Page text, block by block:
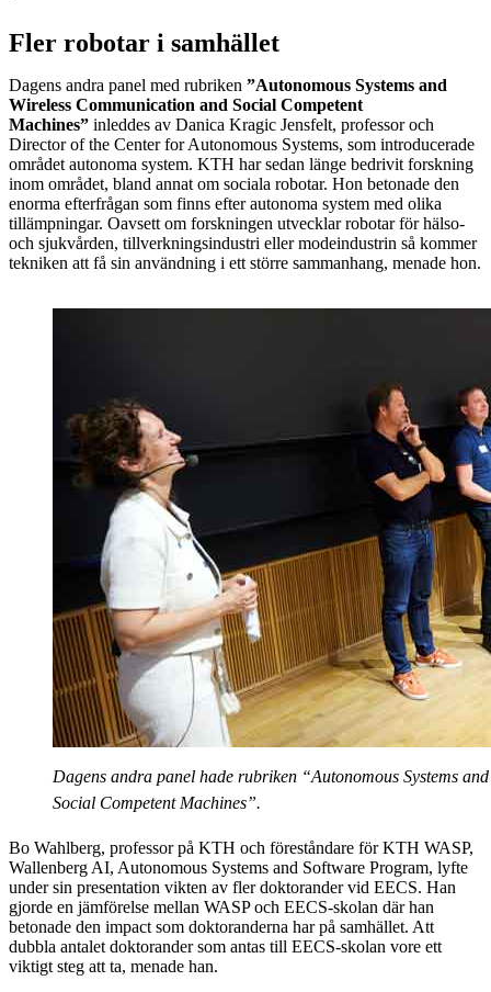
Fler robotar i samhället
Dagens andra panel med rubriken ”Autonomous Systems and
Wireless Communication and Social Competent
Machines” inleddes av Danica Kragic Jensfelt, professor och
Director of the Center for Autonomous Systems, som introducerade
området autonoma system. KTH har sedan länge bedrivit forskning
inom området, bland annat om sociala robotar. Hon betonade den
enorma efterfrågan som finns efter autonoma system med olika
tillämpningar. Oavsett om forskningen utvecklar robotar för hälso-
och sjukvården, tillverkningsindustri eller modeindustrin så kommer
tekniken att få sin användning i ett större sammanhang, menade hon.
Dagens andra panel hade rubriken “Autonomous Systems
Social Competent Machines”.
Bo Wahlberg, professor på KTH och föreståndare för KTH WASP,
Wallenberg AI, Autonomous Systems and Software Program, lyfte
under sin presentation vikten av fler doktorander vid EECS. Han
gjorde en jämförelse mellan WASP och EECS-skolan där han
betonade den impact som doktoranderna har på samhället. Att
dubbla antalet doktorander som antas till EECS-skolan vore ett
viktigt steg att ta, menade han.